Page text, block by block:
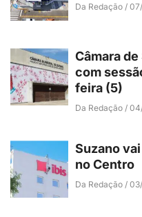
Da Redação
Câmara
com
feira (5)
Da Redação
Suzano
no Centro
Da Redação